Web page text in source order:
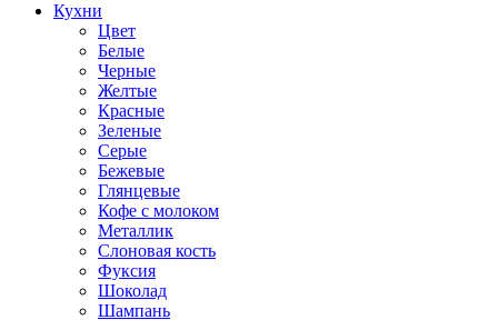
Кухни
Цвет
Белые
Черные
Желтые
Красные
Зеленые
Серые
Бежевые
Глянцевые
Кофе с молоком
Металлик
Слоновая кость
Фуксия
Шоколад
Шампань